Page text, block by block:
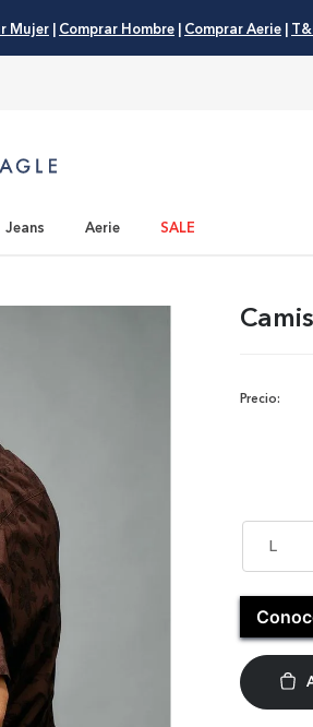
Mujer | Comprar Hombre | Comprar Aerie |
Jeans Aerie SALE
Precio:
L